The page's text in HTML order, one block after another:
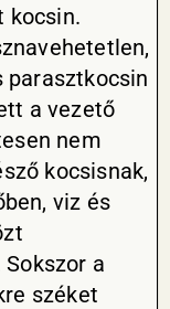
kocsin.
parasztkocsin
a vezető
nem
kocsisnak,
viz és
a
széket